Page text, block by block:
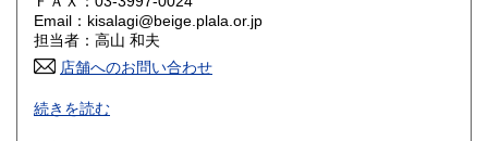
香川県 210円
高知県 210円
佐賀県
Email：kisalagi@beige.plala.or.jp
担当者：高山 和夫
店舗へのお問い合わせ
日本史・近現代史・人文社会科学全般の古書目録発行（休刊
中）。不在がちですのでご来店の場合は事前にご連絡くださ
続きを読む